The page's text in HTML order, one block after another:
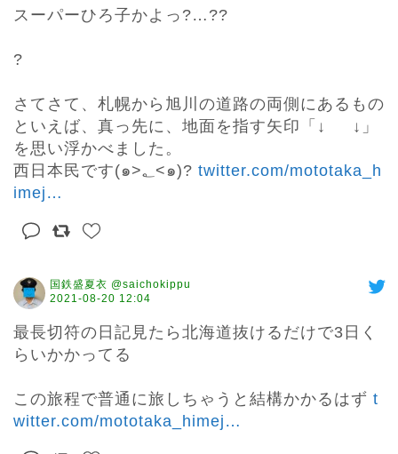
スーパーひろ子かよっ?…??
?
さてさて、札幌から旭川の道路の両側にあるもの
といえば、真っ先に、地面を指す矢印「↓     ↓」
を思い浮かべました。
西日本民です(๑>؂<๑)? twitter.com/mototaka_h
imej …
国鉄盛夏衣 @saichokippu
2021-08-20 12:04
最長切符の日記見たら北海道抜けるだけで3日く
らいかかってる
この旅程で普通に旅しちゃうと結構かかるはず t
witter.com/mototaka_himej …